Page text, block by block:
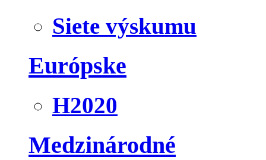
Siete výskumu
Európske
H2020
Medzinárodné